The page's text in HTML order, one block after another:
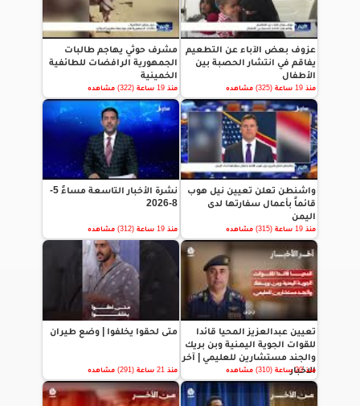
عزوف بعض الآباء عن التطعيم
يفاقم في انتشار الحصبة بين
الأطفال
منذ 19 ساعة (325) مشاهده
مشرف حوثي يهاجم طالبات
الجمهورية الرافضات للطائفية
الخمينية
منذ 19 ساعة (322) مشاهده
واشنطن تعلن تعيين نيل هوب
قائماً بأعمال سفارتها لدى
اليمن
منذ 19 ساعة (315) مشاهده
نشرة الأخبار التاسعة مساءً 5-
8-2026
منذ 19 ساعة (312) مشاهده
تعيين عبدالعزيز المحيا قائدا
للقوات الجوية اليمنية وبن بريك
والجند مستشارين للعليمي | آخر
الاخبار
منذ 20 ساعة (310) مشاهده
متى لحقوا يخلفوا | وضع طيران
منذ 21 ساعة (291) مشاهده